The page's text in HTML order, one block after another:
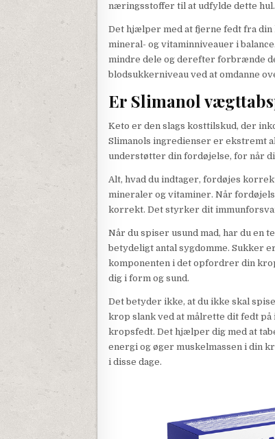
næringsstoffer til at udfylde dette
Det hjælper med at fjerne fedt fra
mineral- og vitaminniveauer i
mindre dele og derefter forbrænde
blodsukkerniveau ved at omdanne
Er Slimanol
Keto er den slags kosttilskud, der
Slimanols ingredienser er ekstremt
understøtter din fordøjelse, for når
Alt, hvad du indtager, fordøjes
mineraler og vitaminer. Når
korrekt. Det styrker dit
Når du spiser usund mad, har du en
betydeligt antal sygdomme. Sukker
komponenten i det opfordrer din
dig i form og sund.
Det betyder ikke, at du ikke skal
krop slank ved at målrette dit fedt
kropsfedt. Det hjælper dig med at
energi og øger muskelmassen i din
i disse dage.